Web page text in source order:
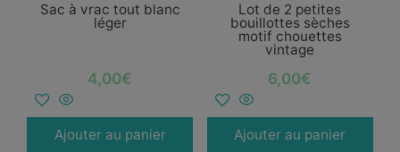
Sac à vrac tout blanc
léger
4,00€
Ajouter au panier
Lot de 2 petites
bouillottes sèches
motif chouettes
vintage
6,00€
Ajouter au panier